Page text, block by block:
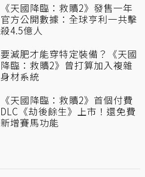
《天國降臨：救贖2》發售一年
官方公開數據：全球亨利一共擊
殺4.5億人
要減肥才能穿特定裝備？《天國
降臨：救贖2》曾打算加入複雜
身材系統
《天國降臨：救贖2》首個付費
DLC《劫後餘生》上市！還免費
新增賽馬功能